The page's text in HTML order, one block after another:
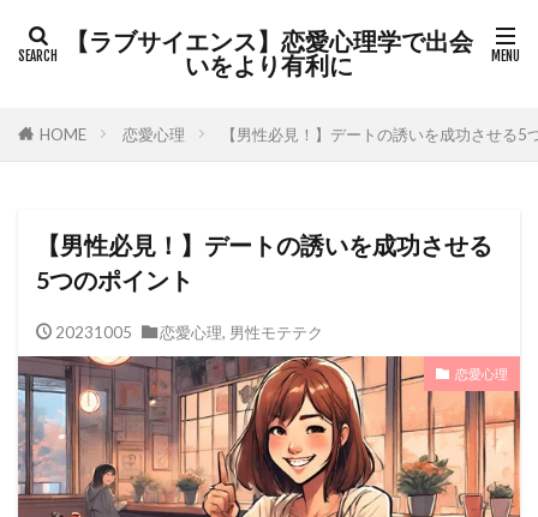
【ラブサイエンス】恋愛心理学で出会
いをより有利に
HOME 恋愛心理 【男性必見！】デートの誘いを成功させる5
【男性必見！】デートの誘いを成功させる
5つのポイント
20231005 恋愛心理, 男性モテテク
恋愛心理
カテゴリー
検索